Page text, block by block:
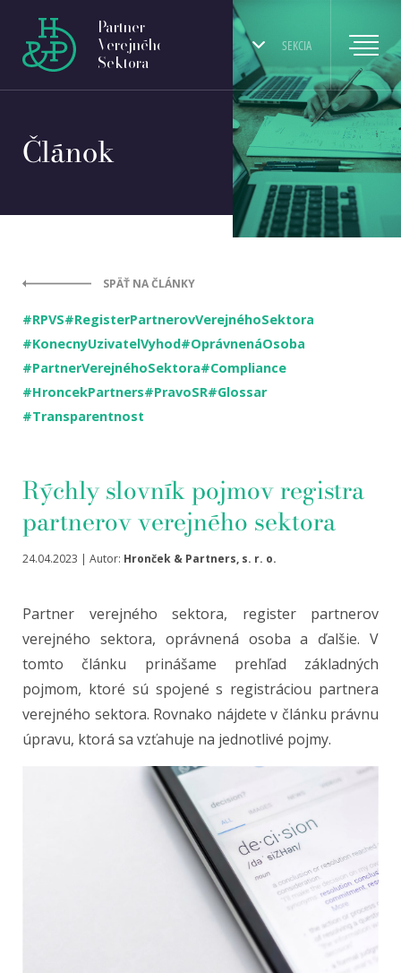
SEKCIA
Partner
Verejného
Sektora
Článok
SPÄŤ NA ČLÁNKY
#RPVS#RegisterPartnerovVerejnéhoSektora
#KonecnyUzivatelVyhod#OprávnenáOsoba
#PartnerVerejnéhoSektora#Compliance
#HroncekPartners#PravoSR#Glossar
#Transparentnost
Rýchly slovník pojmov registra
partnerov verejného sektora
24.04.2023 | Autor: Hronček & Partners, s. r. o.
Partner verejného sektora, register partnerov
verejného sektora, oprávnená osoba a ďalšie. V
tomto článku prinášame prehľad základných
pojmom, ktoré sú spojené s registráciou partnera
verejného sektora. Rovnako nájdete v článku právnu
úpravu, ktorá sa vzťahuje na jednotlivé pojmy.